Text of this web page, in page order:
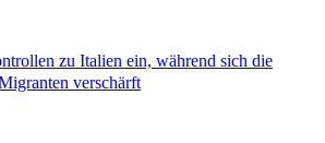
zu Italien ein, während sich die
verschärft